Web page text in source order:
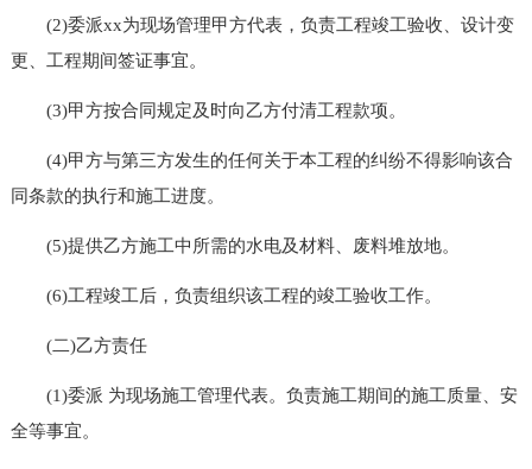
(2)委派xx为现场管理甲方代表，负责工程竣工验收、设计变
更、工程期间签证事宜。
(3)甲方按合同规定及时向乙方付清工程款项。
(4)甲方与第三方发生的任何关于本工程的纠纷不得影响该合
同条款的执行和施工进度。
(5)提供乙方施工中所需的水电及材料、废料堆放地。
(6)工程竣工后，负责组织该工程的竣工验收工作。
(二)乙方责任
(1)委派 为现场施工管理代表。负责施工期间的施工质量、安
全等事宜。